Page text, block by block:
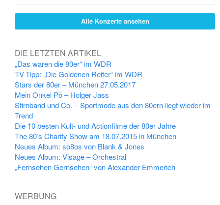
Alle Konzerte ansehen
DIE LETZTEN ARTIKEL
„Das waren die 80er“ im WDR
TV-Tipp: „Die Goldenen Reiter“ im WDR
Stars der 80er – München 27.05.2017
Mein Onkel Pö – Holger Jass
Stirnband und Co. – Sportmode aus den 80ern liegt wieder im
Trend
Die 10 besten Kult- und Actionfilme der 80er Jahre
The 80’s Charity Show am 18.07.2015 in München
Neues Album: so8os von Blank & Jones
Neues Album: Visage – Orchestral
„Fernsehen Gernsehen“ von Alexander Emmerich
WERBUNG